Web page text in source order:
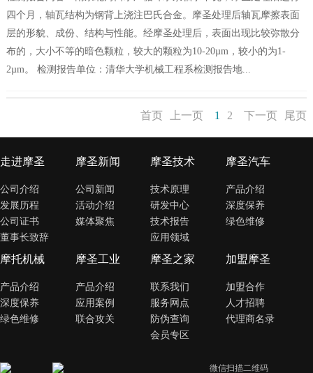
四个月，轴瓦结构为钢背上浇注巴氏合金。摩圣处理后轴瓦摩擦表面
层的形貌、成份、结构与性能。经摩圣处理后，表面出现比较弥散分
布的，大小不等的暗色颗粒，较大的颗粒为10-20µm，较小的为1-
2µm。 检测报告单位：清华大学机械工程系检测报告地...
首页 上一页 1 2 下一页 尾页
走进摩圣
公司介绍
发展历程
公司证书
董事长致辞
摩圣新闻
公司新闻
活动介绍
媒体聚焦
摩圣技术
技术原理
研发中心
技术报告
应用领域
摩圣汽车
产品介绍
深度保养
绿色维修
摩托机械
产品介绍
深度保养
绿色维修
摩圣工业
产品介绍
应用案例
联合攻关
摩圣之家
联系我们
服务网点
防伪查询
会员专区
加盟摩圣
加盟合作
人才招聘
代理商名录
微信扫描二维码